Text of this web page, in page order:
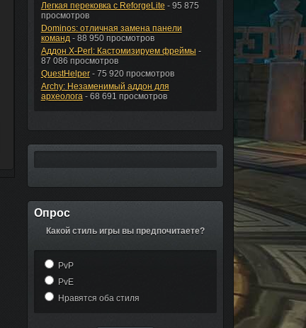
Легкая перековка с ReforgeLite - 95 875
просмотров
Dominos: отличная замена панели
команд- 88 950 просмотров
Аддон X-Perl: Кастомизируем фреймы -
87 086 просмотров
QuestHelper- 75 920 просмотров
Archy: Незаменимый аддон для
археолога- 68 691 просмотров
Опрос
Какой стиль игры вы предпочитаете?
PvP
PvE
Нравятся оба стиля